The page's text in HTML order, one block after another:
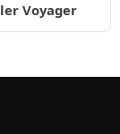
Voyager